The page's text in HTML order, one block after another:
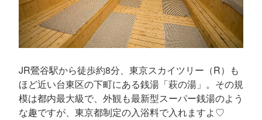
JR鶯谷駅から徒歩約8分、東京スカイツリー（R）も
ほど近い台東区の下町にある銭湯「萩の湯」。その規
模は都内最大級で、外観も最新型スーパー銭湯のよう
な趣ですが、東京都制定の入浴料で入れますよ♡